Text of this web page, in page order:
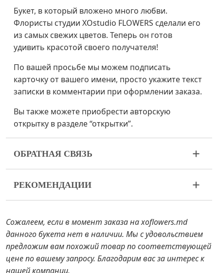
Букет, в который вложено много любви.
Флористы студии XOstudio FLOWERS сделали его
из самых свежих цветов. Теперь он готов
удивить красотой своего получателя!
По вашей просьбе мы можем подписать
карточку от вашего имени, просто укажите текст
записки в комментарии при оформлении заказа.
Вы также можете приобрести авторскую
открытку в разделе “открытки”.
ОБРАТНАЯ СВЯЗЬ
ваш букет пришел в ненадлежащем виде,
пожалуйста, свяжитесь с нами для решения
В случае если каких-то составляющих букета не
будет в наличии, мы предложим вам варианты
замены на аналоги. Также будьте готовы к тому,
что цветы – это живой материал, поэтому букеты
РЕКОМЕНДАЦИИ
снимите с букета упаковку и подрежьте
стебли ножом или секатором.
Наполните вазу водой примерно на 2/3 и
очистите стебли от листьев, если они
достают до воды.
Сожалеем, если в момент заказа на xoflowers.md
данного букета нет в наличии. Мы с удовольствием
предложим вам похожий товар по соответствующей
цене по вашему запросу. Благодарим вас за интерес к
нашей компании.